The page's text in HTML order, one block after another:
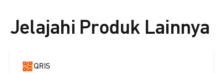
Jelajahi Produk Lainnya
QRIS